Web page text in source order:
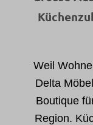
Weil
Delta
Boutique
Region.